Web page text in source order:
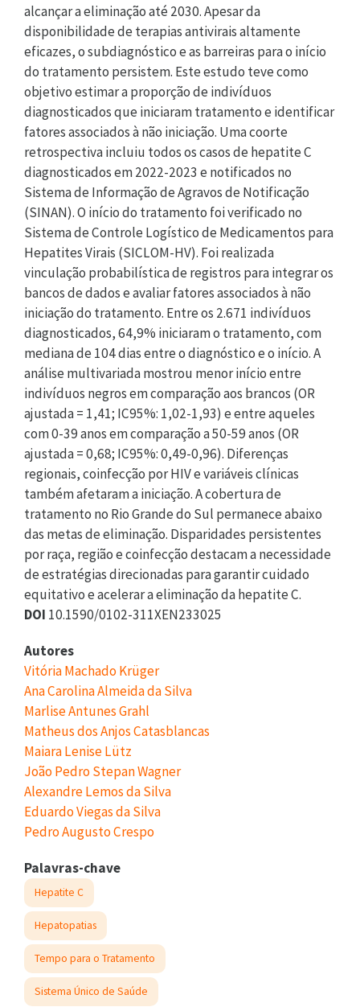
alcançar a eliminação até 2030. Apesar da
disponibilidade de terapias antivirais altamente
eficazes, o subdiagnóstico e as barreiras para o início
do tratamento persistem. Este estudo teve como
objetivo estimar a proporção de indivíduos
diagnosticados que iniciaram tratamento e identificar
fatores associados à não iniciação. Uma coorte
retrospectiva incluiu todos os casos de hepatite C
diagnosticados em 2022-2023 e notificados no
Sistema de Informação de Agravos de Notificação
(SINAN). O início do tratamento foi verificado no
Sistema de Controle Logístico de Medicamentos para
Hepatites Virais (SICLOM-HV). Foi realizada
vinculação probabilística de registros para integrar os
bancos de dados e avaliar fatores associados à não
iniciação do tratamento. Entre os 2.671 indivíduos
diagnosticados, 64,9% iniciaram o tratamento, com
mediana de 104 dias entre o diagnóstico e o início. A
análise multivariada mostrou menor início entre
indivíduos negros em comparação aos brancos (OR
ajustada = 1,41; IC95%: 1,02-1,93) e entre aqueles
com 0-39 anos em comparação a 50-59 anos (OR
ajustada = 0,68; IC95%: 0,49-0,96). Diferenças
regionais, coinfecção por HIV e variáveis clínicas
também afetaram a iniciação. A cobertura de
tratamento no Rio Grande do Sul permanece abaixo
das metas de eliminação. Disparidades persistentes
por raça, região e coinfecção destacam a necessidade
de estratégias direcionadas para garantir cuidado
equitativo e acelerar a eliminação da hepatite C.
DOI 10.1590/0102-311XEN233025
Autores
Vitória Machado Krüger
Ana Carolina Almeida da Silva
Marlise Antunes Grahl
Matheus dos Anjos Catasblancas
Maiara Lenise Lütz
João Pedro Stepan Wagner
Alexandre Lemos da Silva
Eduardo Viegas da Silva
Pedro Augusto Crespo
Palavras-chave
Hepatite C
Hepatopatias
Tempo para o Tratamento
Sistema Único de Saúde